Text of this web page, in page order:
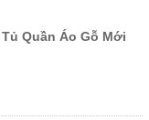
Quần Áo Gỗ Mới